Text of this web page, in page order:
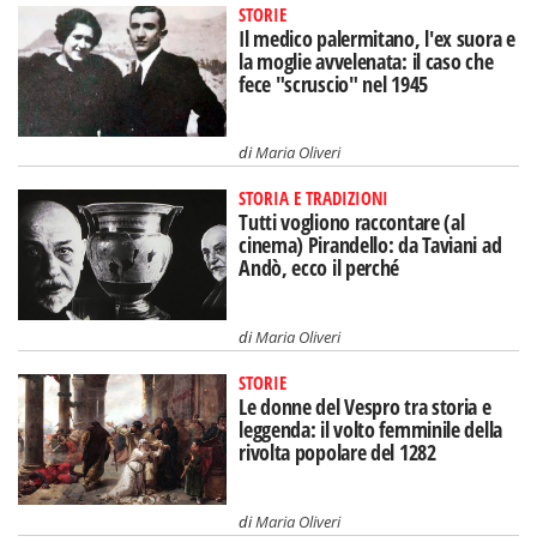
STORIE
Il medico palermitano, l'ex suora e
la moglie avvelenata: il caso che
fece "scruscio" nel 1945
diMaria Oliveri
STORIA E TRADIZIONI
Tutti vogliono raccontare (al
cinema) Pirandello: da Taviani ad
Andò, ecco il perché
diMaria Oliveri
STORIE
Le donne del Vespro tra storia e
leggenda: il volto femminile della
rivolta popolare del 1282
diMaria Oliveri